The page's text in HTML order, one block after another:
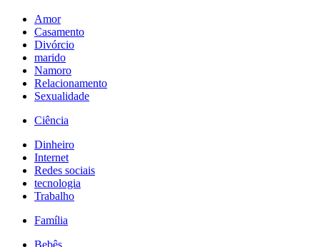
Amor
Casamento
Divórcio
marido
Namoro
Relacionamento
Sexualidade
Ciência
Dinheiro
Internet
Redes sociais
tecnologia
Trabalho
Família
Bebês